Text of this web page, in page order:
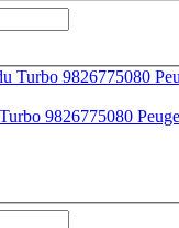
9826775080